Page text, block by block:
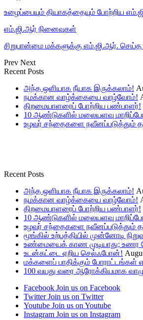
உழைப்பையும் தியாகத்தையும் போற்றிய
எம்.ஜி.ஆர் நினைவுகள்
சிறுபான்மை மக்களுக்கு எம்.ஜி.ஆர். செய்த
Prev Next
Recent Posts
அந்த ஒளியாக நீயாக இருக்கலாம்!
நமக்கான வாழ்க்கையை வாழ்வோம்!
திறமையாளரைப் போற்றிய பண்பாளர்!
10 ஆண்டுகளில் மலையளவு
உழவர் சந்தைகளை நவீனப்படுத்தும்
Recent Posts
அந்த ஒளியாக நீயாக இருக்கலாம்!
நமக்கான வாழ்க்கையை வாழ்வோம்!
திறமையாளரைப் போற்றிய பண்பாளர்!
10 ஆண்டுகளில் மலையளவு
உழவர் சந்தைகளை நவீனப்படுத்தும்
மூங்கில் உற்பத்தியில் முன்னோடி
உண்மையைக் காண முடியாது; உணர
உடன்கட்டை ஏறிய செல்ஃபோன்!
மக்களைப் பாதிக்கும் போராட்டங்கள்
100 வயது வரை ஆரோக்கியமாக
Facebook Join us on Facebook
Twitter Join us on Twitter
Youtube Join us on Youtube
Instagram Join us on Instagram